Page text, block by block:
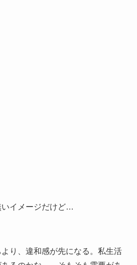
いイメージだけど…
り、違和感が先になる。私生活